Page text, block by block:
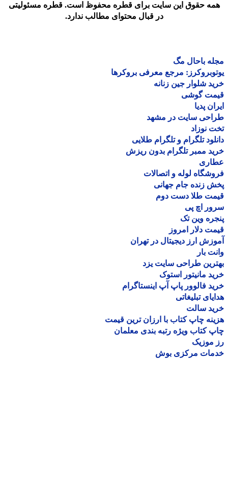
حقوق این سایت برای قطره محفوظ است. قطره مسئولیتی
در قبال محتوای مطالب ندارد.
باحال مگ
مرجع معرفی بروکرها
شلوار جین زنانه
گوشی
پدیا
سایت در مشهد
نوزاد
تلگرام و تلگرام طلایی
ممبر تلگرام بدون ریزش
لوله و اتصالات
زنده جام جهانی
طلا دست دوم
اچ پی
وین تک
دلار امروز
ارز دیجیتال در تهران
بار
طراحی سایت یزد
مانیتور استوک
فالوور پاپ آپ اینستاگرام
تبلیغاتی
سالت
چاپ کتاب با ارزان ترین قیمت
کتاب ویژه رتبه بندی معلمان
موزیک
مرکزی بوش